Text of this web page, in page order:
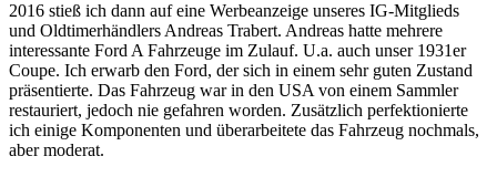
2016 stieß ich dann auf eine Werbeanzeige unseres IG-Mitglieds
und Oldtimerhändlers Andreas Trabert. Andreas hatte mehrere
interessante Ford A Fahrzeuge im Zulauf. U.a. auch unser 1931er
Coupe. Ich erwarb den Ford, der sich in einem sehr guten Zustand
präsentierte. Das Fahrzeug war in den USA von einem Sammler
restauriert, jedoch nie gefahren worden. Zusätzlich perfektionierte
ich einige Komponenten und überarbeitete das Fahrzeug nochmals,
aber moderat.